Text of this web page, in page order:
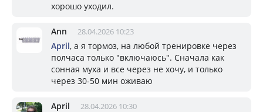
хорошо уходил.
Ann 28.04.2026 10:23
April, а я тормоз, на любой тренировке через
полчаса только "включаюсь". Сначала как
сонная муха и все через не хочу, и только
через 30-50 мин оживаю
April 28.04.2026 10:30